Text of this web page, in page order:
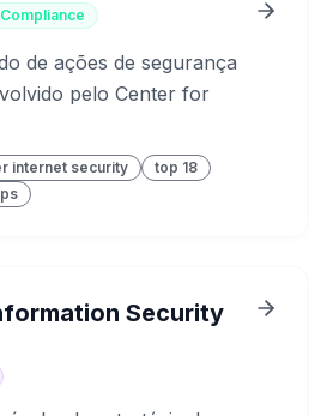
Compliance
de ações de segurança
pelo Center for
internet security
top 18
Security